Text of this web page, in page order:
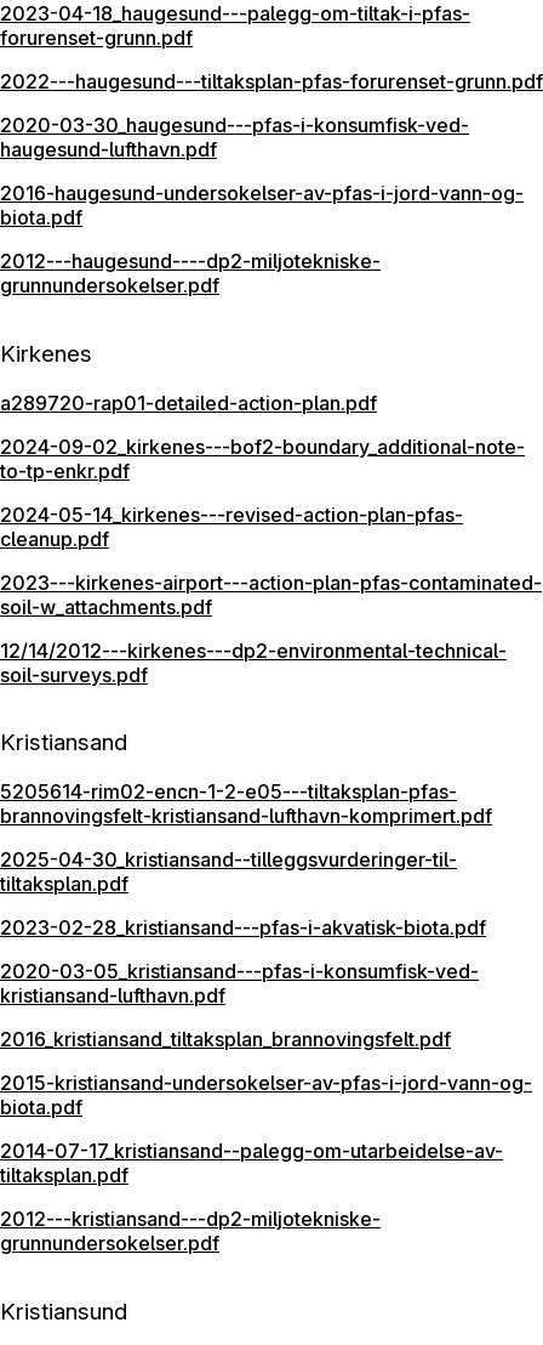
2023-04-18_haugesund---palegg-om-tiltak-i-pfas-
forurenset-grunn.pdf
2022---haugesund---tiltaksplan-pfas-forurenset-grunn.pdf
2020-03-30_haugesund---pfas-i-konsumfisk-ved-
haugesund-lufthavn.pdf
2016-haugesund-undersokelser-av-pfas-i-jord-vann-og-
biota.pdf
2012---haugesund----dp2-miljotekniske-
grunnundersokelser.pdf
Kirkenes
a289720-rap01-detailed-action-plan.pdf
2024-09-02_kirkenes---bof2-boundary_additional-note-
to-tp-enkr.pdf
2024-05-14_kirkenes---revised-action-plan-pfas-
cleanup.pdf
2023---kirkenes-airport---action-plan-pfas-contaminated-
soil-w_attachments.pdf
12/14/2012---kirkenes---dp2-environmental-technical-
soil-surveys.pdf
Kristiansand
5205614-rim02-encn-1-2-e05---tiltaksplan-pfas-
brannovingsfelt-kristiansand-lufthavn-komprimert.pdf
2025-04-30_kristiansand--tilleggsvurderinger-til-
tiltaksplan.pdf
2023-02-28_kristiansand---pfas-i-akvatisk-biota.pdf
2020-03-05_kristiansand---pfas-i-konsumfisk-ved-
kristiansand-lufthavn.pdf
2016_kristiansand_tiltaksplan_brannovingsfelt.pdf
2015-kristiansand-undersokelser-av-pfas-i-jord-vann-og-
biota.pdf
2014-07-17_kristiansand--palegg-om-utarbeidelse-av-
tiltaksplan.pdf
2012---kristiansand---dp2-miljotekniske-
grunnundersokelser.pdf
Kristiansund